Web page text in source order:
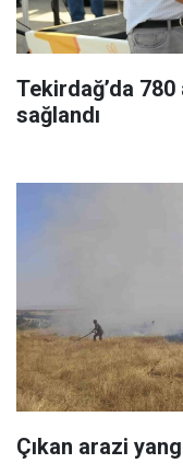
Tekirdağ’da
sağlandı
Çıkan arazi